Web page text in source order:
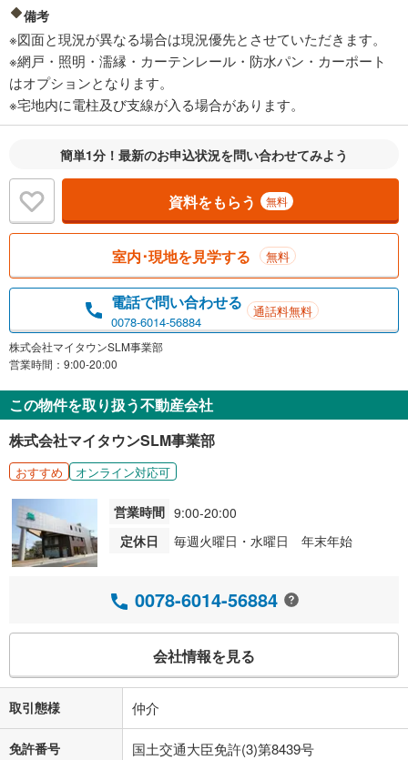
備考
※図面と現況が異なる場合は現況優先とさせていただきます。
※網戸・照明・濡縁・カーテンレール・防水パン・カーポート
はオプションとなります。
※宅地内に電柱及び支線が入る場合があります。
簡単1分！最新のお申込状況を問い合わせてみよう
資料をもらう 無料
室内･現地を見学する 無料
電話で問い合わせる
0078-6014-56884
通話料無料
株式会社マイタウンSLM事業部
営業時間：9:00-20:00
この物件を取り扱う不動産会社
株式会社マイタウンSLM事業部
おすすめ オンライン対応可
営業時間 9:00-20:00
定休日
毎週火曜日・水曜日 年末年始
0078-6014-56884
会社情報を見る
取引態様 仲介
免許番号 国土交通大臣免許(3)第8439号